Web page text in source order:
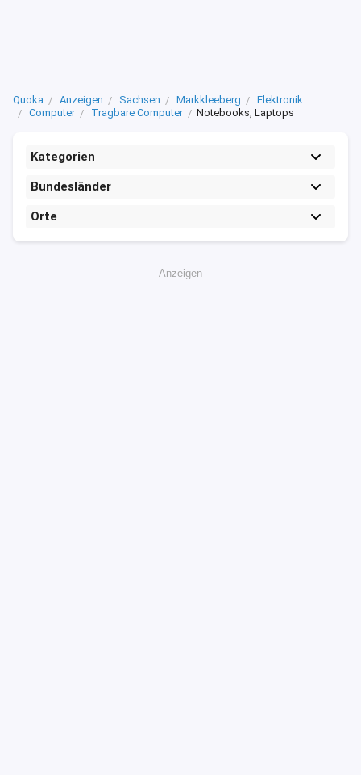
Quoka Anzeigen Sachsen Markkleeberg
Elektronik
Computer
Tragbare Computer Notebooks, Laptops
Kategorien
Bundesländer
Orte
Anzeigen